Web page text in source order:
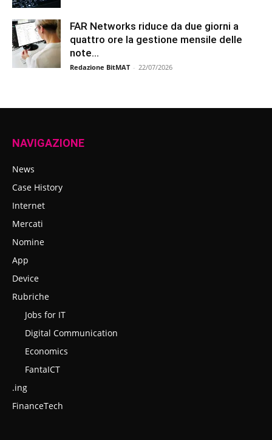
FAR Networks riduce da due giorni a
quattro ore la gestione mensile delle
note...
Redazione BitMAT - 22/07/2026
NAVIGAZIONE
News
Case History
Internet
Mercati
Nomine
App
Device
Rubriche
Jobs for IT
Digital Communication
Economics
FantaICT
.ing
FinanceTech